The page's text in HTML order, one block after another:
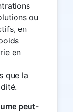
ou
en
en
que la
peut-